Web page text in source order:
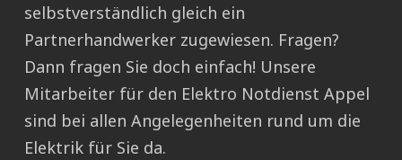
selbstverständlich gleich ein
Partnerhandwerker zugewiesen. Fragen?
Dann fragen Sie doch einfach! Unsere
Mitarbeiter für den Elektro Notdienst Appel
sind bei allen Angelegenheiten rund um die
Elektrik für Sie da.